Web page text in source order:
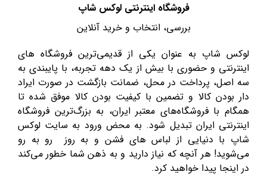
فروشگاه اینترنتی لوکس شاپ
بررسی، انتخاب و خرید آنلاین
لوکس شاپ به عنوان یکی از قدیمی‌ترین فروشگاه های
اینترنتی و حضوری با بیش از یک دهه تجربه، با پایبندی به
سه اصل، پرداخت در محل، ضمانت بازگشت در صورت ایراد
دار بودن کالا و تضمین با کیفیت بودن کالا موفق شده تا
همگام با فروشگاه‌های معتبر ایران، به بزرگ‌ترین فروشگاه
اینترنتی ایران تبدیل شود. به محض ورود به سایت لوکس
شاپ با دنیایی از لباس های فشن و به روز رو به رو
می‌شوید! هر آنچه که نیاز دارید و به ذهن شما خطور می‌کند
در اینجا پیدا خواهید کرد.